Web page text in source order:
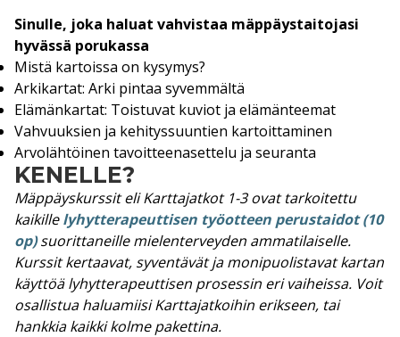
s
ä
h
ö
p
o
s
t
o
s
o
i
t
t
e
Sinulle, joka haluat vahvistaa mäppäystaitojasi
hyvässä porukassa
Mistä kartoissa on kysymys?
Arkikartat: Arki pintaa syvemmältä
Elämänkartat: Toistuvat kuviot ja elämänteemat
Vahvuuksien ja kehityssuuntien kartoittaminen
Arvolähtöinen tavoitteenasettelu ja seuranta
KENELLE?
Mäppäyskurssit eli Karttajatkot 1-3 ovat tarkoitettu
kaikillelyhytterapeuttisen työotteen perustaidot (10
op)suorittaneille mielenterveyden ammatilaiselle.
Kurssit kertaavat, syventävät ja monipuolistavat kartan
käyttöä lyhytterapeuttisen prosessin eri vaiheissa. Voit
osallistua haluamiisi Karttajatkoihin erikseen, tai
hankkia kaikki kolme pakettina.